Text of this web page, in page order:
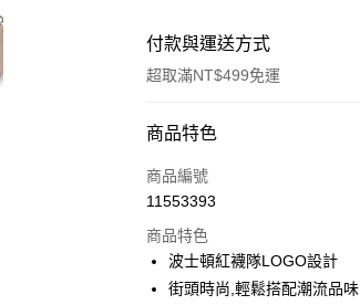
付款與運送方式
超取滿NT$499免運
付款方式
信用卡一次付款
LINE Pay
Apple Pay
商品特色
商品編號
11553393
商品特色
波士頓紅襪隊LOGO設計
街頭時尚,輕鬆搭配潮流品味